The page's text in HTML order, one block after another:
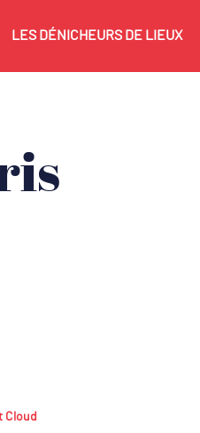
LES DÉNICHEURS DE LIEUX
Cloud